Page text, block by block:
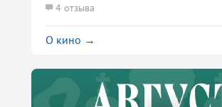
4 отзыва
О кино →